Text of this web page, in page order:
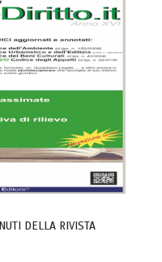
DELLA RIVISTA